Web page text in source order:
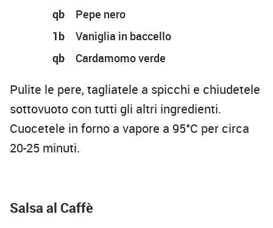
qb
Pepe nero
1b
Vaniglia in baccello
qb
Cardamomo verde
Pulite le pere, tagliatele a spicchi e chiudetele
sottovuoto con tutti gli altri ingredienti.
Cuocetele in forno a vapore a 95°C per circa
20-25 minuti.
Salsa al Caffè